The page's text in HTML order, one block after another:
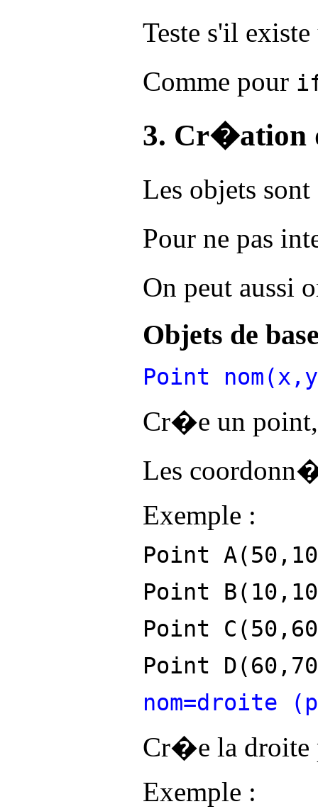
Teste s'il
Comme pour
3. Cr�ation
Les objets
Pour ne pas
On peut aussi
Objets de
Point
Cr�e un
Les
Exemple :
Point
Point
Point
Point
nom=droite
Cr�e la droite
Exemple :